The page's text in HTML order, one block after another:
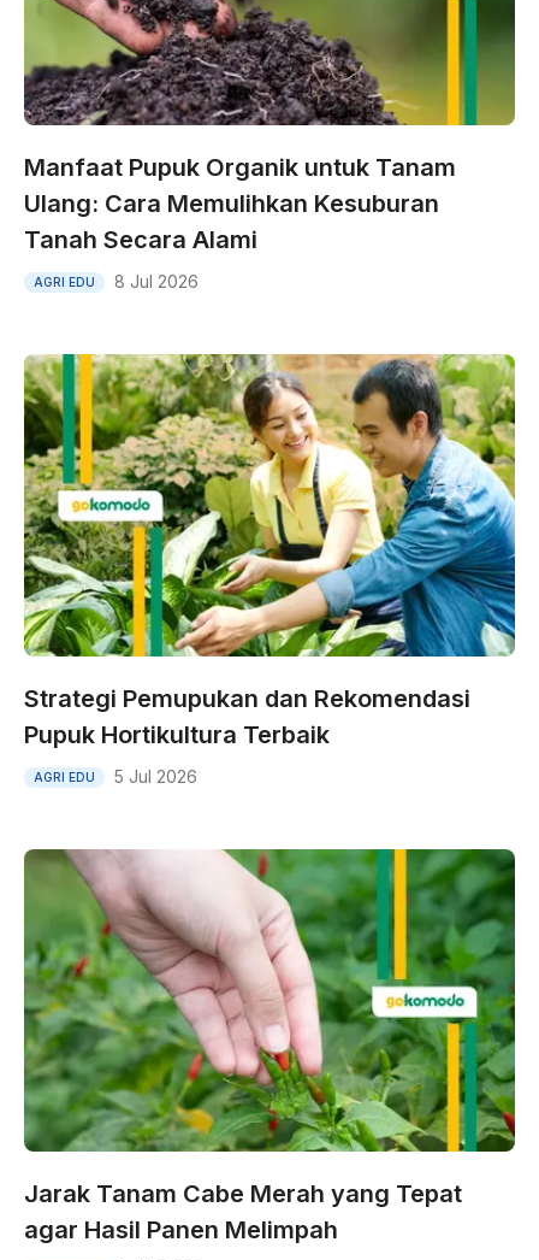
Manfaat Pupuk Organik untuk Tanam
Ulang: Cara Memulihkan Kesuburan
Tanah Secara Alami
AGRI EDU 8 Jul 2026
Strategi Pemupukan dan Rekomendasi
Pupuk Hortikultura Terbaik
AGRI EDU 5 Jul 2026
Jarak Tanam Cabe Merah yang Tepat
agar Hasil Panen Melimpah